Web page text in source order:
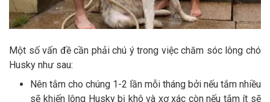
Một số vấn đề cần phải chú ý trong việc chăm sóc lông chó
Husky như sau:
Nên tắm cho chúng 1-2 lần mỗi tháng bởi nếu tắm nhiều
sẽ khiến lông Husky bị khô và xơ xác còn nếu tắm ít sẽ